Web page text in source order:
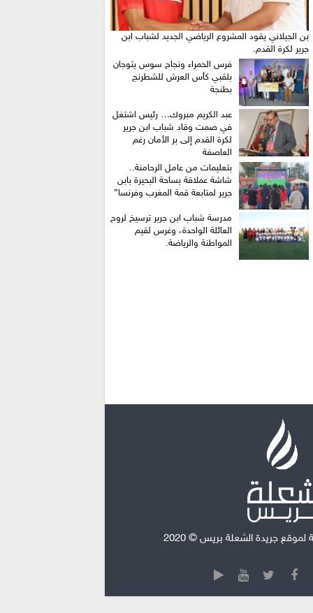
بن الجيلاني يقود المشروع الرياضي الجديد لشباب ابن
جرير لكرة القدم.
فرس الحمراء ونجاح سوس يتوجان
بلقبي كأس العرش للشطرنج
بطنجة
عبد الكريم مبروك… رئيس اشتغل
في صمت وقاد شباب ابن جرير
لكرة القدم إلى بر الأمان رغم
العاصفة
بتعليمات من عامل الرحامنة..
شاشة عملاقة بساحة البحيرة بابن
جرير لمتابعة قمة المغرب وفرنسا”
​مدرسة شباب ابن جرير ترسيخ لروح
العائلة الواحدة، وغرس لقيم
المواطنة والرياضة.
جريدة الشعلة بريس © 2020